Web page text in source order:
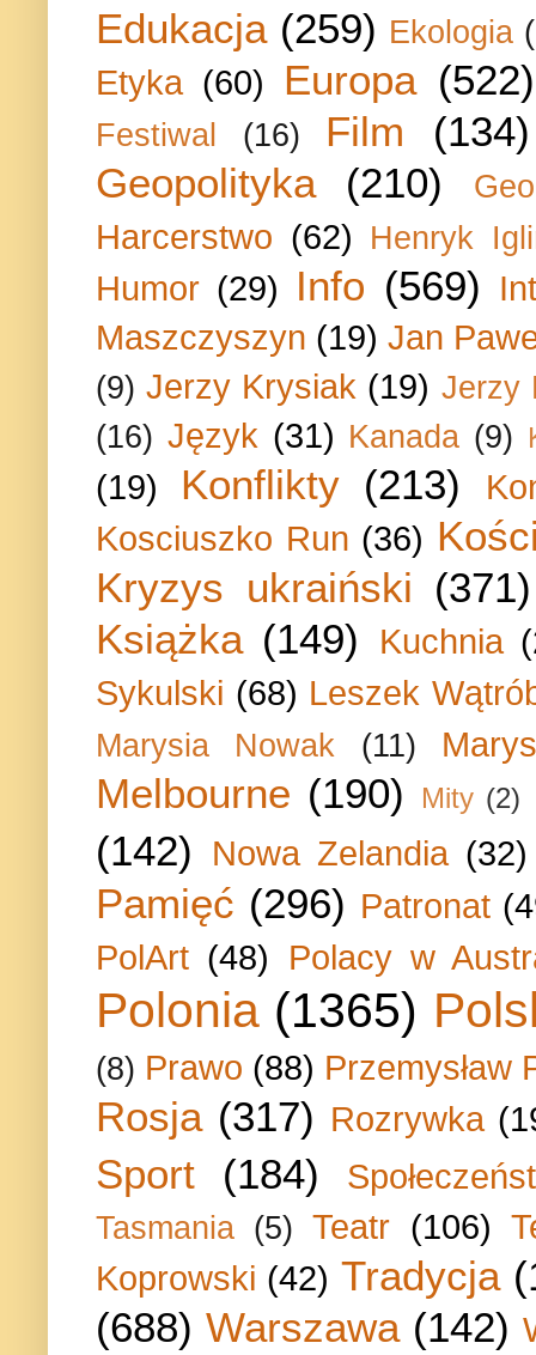
Edukacja (259) Ekologia
Etyka (60) Europa (522)
Festiwal (16) Film
(134)
Geopolityka
(210)
Harcerstwo (62) Henryk
Humor (29) Info (569)
Maszczyszyn (19) Jan
(9) Jerzy Krysiak (19) Jerzy
(16) Język (31) Kanada (9)
(19) Konflikty (213)
Kosciuszko Run (36)
Kryzys ukraiński (371)
Książka (149) Kuchnia
Sykulski (68) Leszek
Marysia Nowak (11)
Melbourne (190) Mity (2)
(142) Nowa Zelandia (32)
Pamięć (296) Patronat
PolArt (48) Polacy w
Polonia (1365)
(8) Prawo (88) Przemysław
Rosja (317) Rozrywka
Sport (184)
Tasmania (5) Teatr (106)
Koprowski (42) Tradycja
(688) Warszawa (142)